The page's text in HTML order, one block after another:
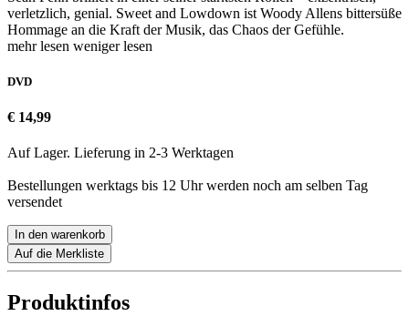
verletzlich, genial. Sweet and Lowdown ist Woody Allens bittersüße
Hommage an die Kraft der Musik, das Chaos der Gefühle.
mehr lesen weniger lesen
DVD
€ 14,99
Auf Lager. Lieferung in 2-3 Werktagen
Bestellungen werktags bis 12 Uhr werden noch am selben Tag
versendet
In den warenkorb
Auf die Merkliste
Produktinfos